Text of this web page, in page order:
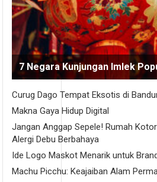
7 Negara Kunjungan Imlek
Curug Dago Tempat Eksotis di
Makna Gaya Hidup Digital
Jangan Anggap Sepele! Rumah
Alergi Debu Berbahaya
Ide Logo Maskot Menarik untuk
Machu Picchu: Keajaiban Alam